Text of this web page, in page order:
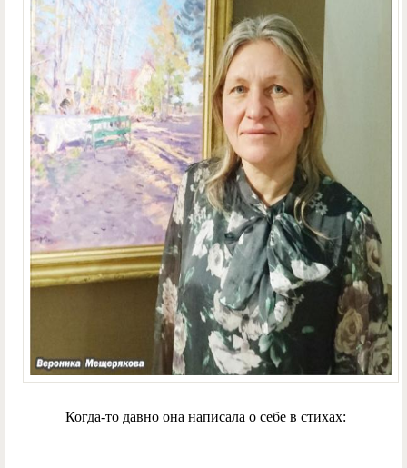
Когда-то давно она написала о себе в стихах: